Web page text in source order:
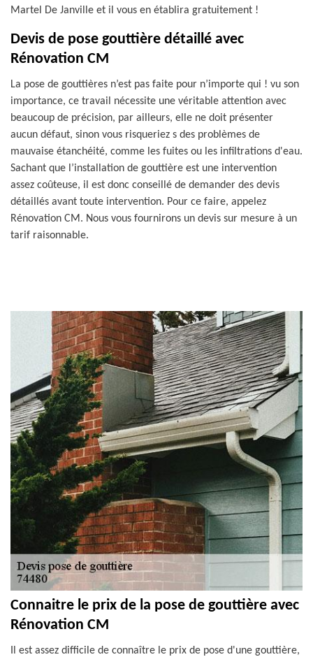
Martel De Janville et il vous en établira gratuitement !
Devis de pose gouttière détaillé avec
Rénovation CM
La pose de gouttières n’est pas faite pour n’importe qui ! vu son
importance, ce travail nécessite une véritable attention avec
beaucoup de précision, par ailleurs, elle ne doit présenter
aucun défaut, sinon vous risqueriez s des problèmes de
mauvaise étanchéité, comme les fuites ou les infiltrations d'eau.
Sachant que l’installation de gouttière est une intervention
assez coûteuse, il est donc conseillé de demander des devis
détaillés avant toute intervention. Pour ce faire, appelez
Rénovation CM. Nous vous fournirons un devis sur mesure à un
tarif raisonnable.
Connaitre le prix de la pose de gouttière avec
Rénovation CM
Il est assez difficile de connaître le prix de pose d'une gouttière,